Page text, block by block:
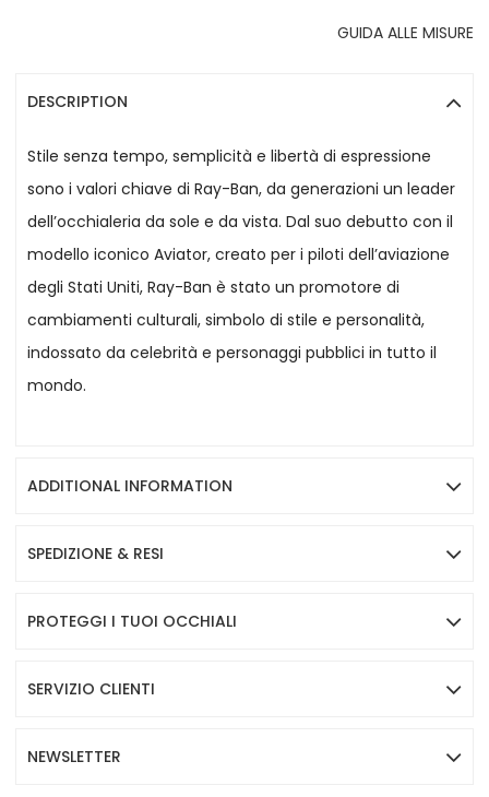
GUIDA ALLE MISURE
DESCRIPTION
Stile senza tempo, semplicità e libertà di espressione
sono i valori chiave di Ray-Ban, da generazioni un leader
dell’occhialeria da sole e da vista. Dal suo debutto con il
modello iconico Aviator, creato per i piloti dell’aviazione
degli Stati Uniti, Ray-Ban è stato un promotore di
cambiamenti culturali, simbolo di stile e personalità,
indossato da celebrità e personaggi pubblici in tutto il
mondo.
ADDITIONAL INFORMATION
SPEDIZIONE & RESI
PROTEGGI I TUOI OCCHIALI
SERVIZIO CLIENTI
NEWSLETTER